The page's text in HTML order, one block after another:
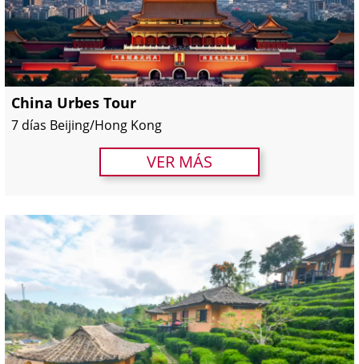
China Urbes Tour
7 días Beijing/Hong Kong
VER MÁS